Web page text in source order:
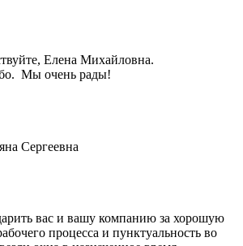
Елена Михайловна.
Мы очень рады!
Сергеевна
вас и вашу компанию за хорошую
процесса и пунктуальность во